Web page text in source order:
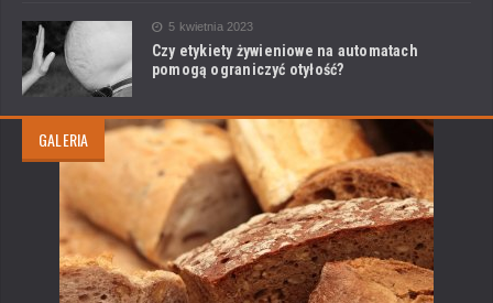
5 kwietnia 2023
Czy etykiety żywieniowe na automatach
pomogą ograniczyć otyłość?
GALERIA